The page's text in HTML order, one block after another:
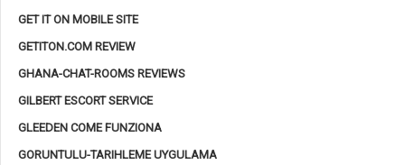
GET IT ON MOBILE SITE
GETITON.COM REVIEW
GHANA-CHAT-ROOMS REVIEWS
GILBERT ESCORT SERVICE
GLEEDEN COME FUNZIONA
GORUNTULU-TARIHLEME UYGULAMA